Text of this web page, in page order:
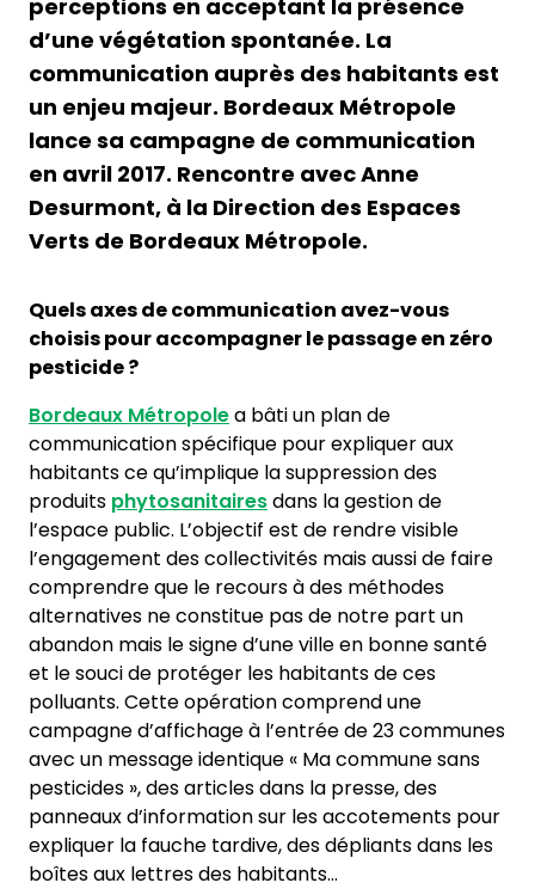
perceptions en acceptant la présence
d’une végétation spontanée. La
communication auprès des habitants est
un enjeu majeur. Bordeaux Métropole
lance sa campagne de communication
en avril 2017. Rencontre avec Anne
Desurmont, à la Direction des Espaces
Verts de Bordeaux Métropole.
Quels axes de communication avez-vous
choisis pour accompagner le passage en zéro
pesticide ?
Bordeaux Métropolea bâti un plan de
communication spécifique pour expliquer aux
habitants ce qu’implique la suppression des
produits phytosanitairesdans la gestion de
l’espace public. L’objectif est de rendre visible
l’engagement des collectivités mais aussi de faire
comprendre que le recours à des méthodes
alternatives ne constitue pas de notre part un
abandon mais le signe d’une ville en bonne santé
et le souci de protéger les habitants de ces
polluants. Cette opération comprend une
campagne d’affichage à l’entrée de 23 communes
avec un message identique « Ma commune sans
pesticides », des articles dans la presse, des
panneaux d’information sur les accotements pour
expliquer la fauche tardive, des dépliants dans les
boîtes aux lettres des habitants…